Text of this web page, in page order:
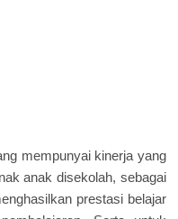
mempunyai kinerja yang
anak disekolah, sebagai
prestasi belajar